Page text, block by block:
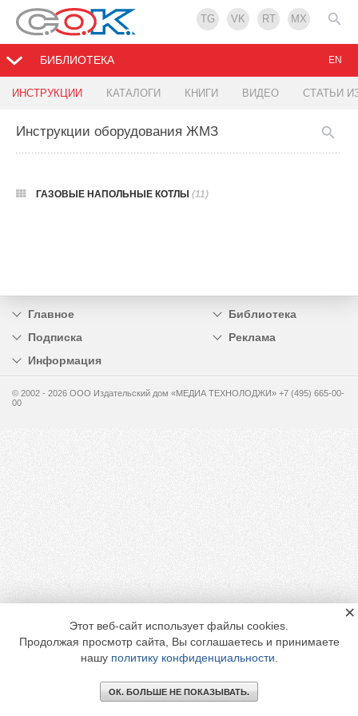
TG VK RT MX
БИБЛИОТЕКА
ИНСТРУКЦИИ КАТАЛОГИ КНИГИ ВИДЕО СТАТЬИ
EN
Инструкции оборудования ЖМЗ
ГАЗОВЫЕ НАПОЛЬНЫЕ КОТЛЫ (11)
Главное
Библиотека
Подписка
Реклама
Информация
© 2002 - 2026 OOO Издательский дом «МЕДИА ТЕХНОЛОДЖИ» +7 (495) 665-00-
00
Этот веб-сайт использует файлы cookies.
Продолжая просмотр сайта, Вы соглашаетесь и принимаете
нашу политику конфиденциальности
ОК. БОЛЬШЕ НЕ ПОКАЗЫВАТЬ.
×